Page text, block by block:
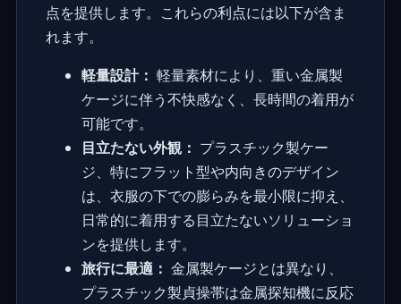
点を提供します。これらの利点には以下が含ま
れます。
軽量設計： 軽量素材により、重い金属製
ケージに伴う不快感なく、長時間の着用が
可能です。
目立たない外観： プラスチック製ケー
ジ、特にフラット型や内向きのデザイン
は、衣服の下での膨らみを最小限に抑え、
日常的に着用する目立たないソリューショ
ンを提供します。
旅行に最適： 金属製ケージとは異なり、
プラスチック製貞操帯は金属探知機に反応